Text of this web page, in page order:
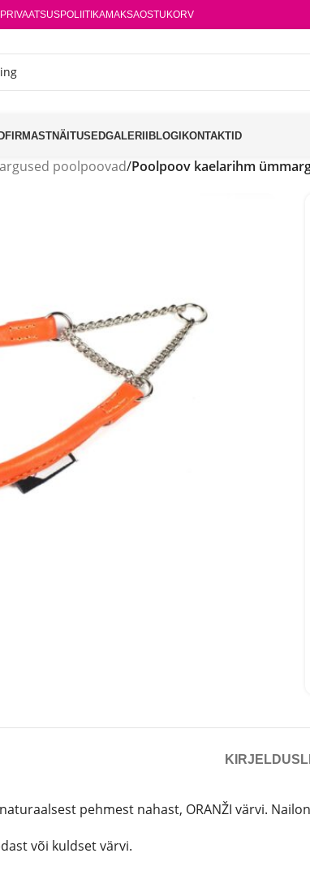
PRIVAATSUSPOLIITIKAMAKSAOSTUKORV
FIRMASTNÄITUSEDGALERIIBLOGIKONTAKTID
poolpoovad/Poolpoov kaelarihm
KIRJELDUS
pehmest nahast, ORANŽI värvi.
või kuldset värvi.